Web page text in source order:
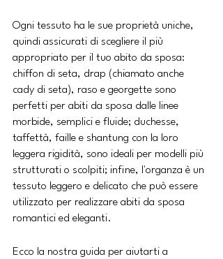
Ogni tessuto ha le sue proprietà uniche,
quindi assicurati di scegliere il più
appropriato per il tuo abito da sposa:
chiffon di seta, drap (chiamato anche
cady di seta), raso e georgette sono
perfetti per abiti da sposa dalle linee
morbide, semplici e fluide; duchesse,
taffettà, faille e shantung con la loro
leggera rigidità, sono ideali per modelli più
strutturati o scolpiti; infine, l'organza è un
tessuto leggero e delicato che può essere
utilizzato per realizzare abiti da sposa
romantici ed eleganti.
Ecco la nostra guida per aiutarti a